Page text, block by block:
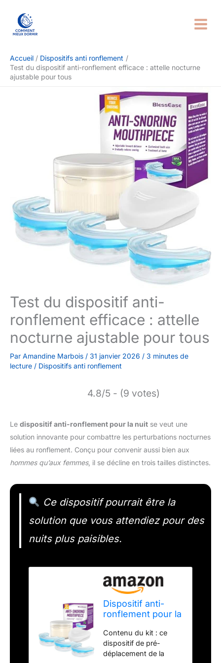
contenu
Accueil
Dispositifs anti ronflement
Test du dispositif anti-ronflement efficace : attelle nocturne
ajustable pour tous
Test du dispositif anti-
ronflement efficace : attelle
nocturne ajustable pour tous
Par Amandine Marbois / 31 janvier 2026 / 3 minutes de
lecture / Dispositifs anti ronflement
4.8/5 - (9 votes)
Le dispositif anti-ronflement pour la nuit se veut une
solution innovante pour combattre les perturbations nocturnes
liées au ronflement. Conçu pour convenir aussi bien aux
hommes qu’aux femmes, il se décline en trois tailles distinctes.
Ce dispositif pourrait être la
solution que vous attendiez pour des
nuits plus paisibles.
Dispositif anti-
ronflement pour la
ronflement
efficace pour
hommes et
Contenu du kit : ce
dispositif de pré-
déplacement de la